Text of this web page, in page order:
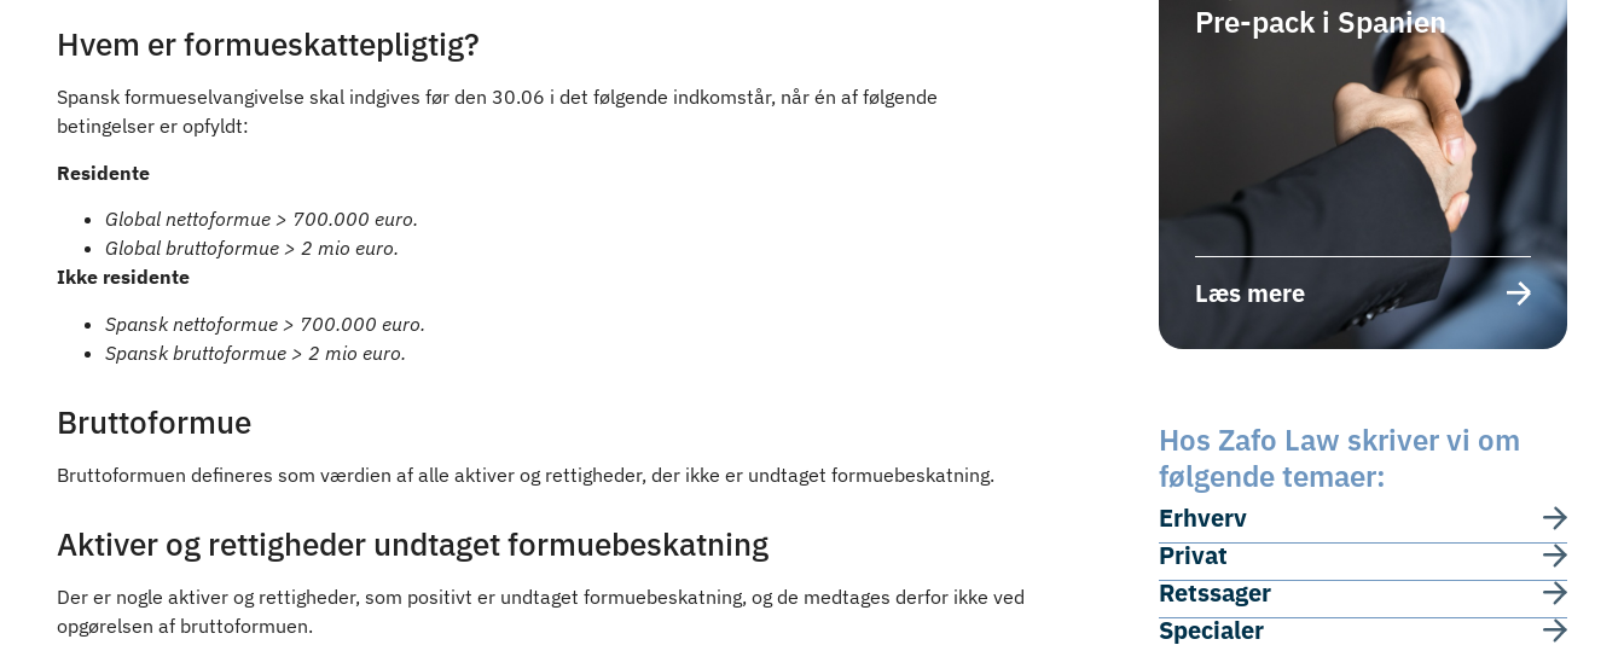
Hvem er formueskattepligtig?
Spansk formueselvangivelse skal indgives før den 30.06 i det følgende indkomstår, når én af følgende
betingelser er opfyldt:
Residente
Global nettoformue > 700.000 euro.
Global bruttoformue > 2 mio euro.
Ikke residente
Spansk nettoformue > 700.000 euro.
Spansk bruttoformue > 2 mio euro.
Bruttoformue
Bruttoformuen defineres som værdien af alle aktiver og rettigheder, der ikke er undtaget formuebeskatning.
Aktiver og rettigheder undtaget formuebeskatning
Der er nogle aktiver og rettigheder, som positivt er undtaget formuebeskatning, og de medtages derfor ikke ved
opgørelsen af bruttoformuen.
Pre-pack i Spanien
Læs mere
Hos Zafo Law skriver vi om
følgende temaer:
Erhverv
Privat
Retssager
Specialer